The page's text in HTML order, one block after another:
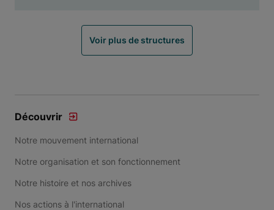
Voir plus de structures
Découvrir
Notre mouvement international
Notre organisation et son fonctionnement
Notre histoire et nos archives
Nos actions à l'international